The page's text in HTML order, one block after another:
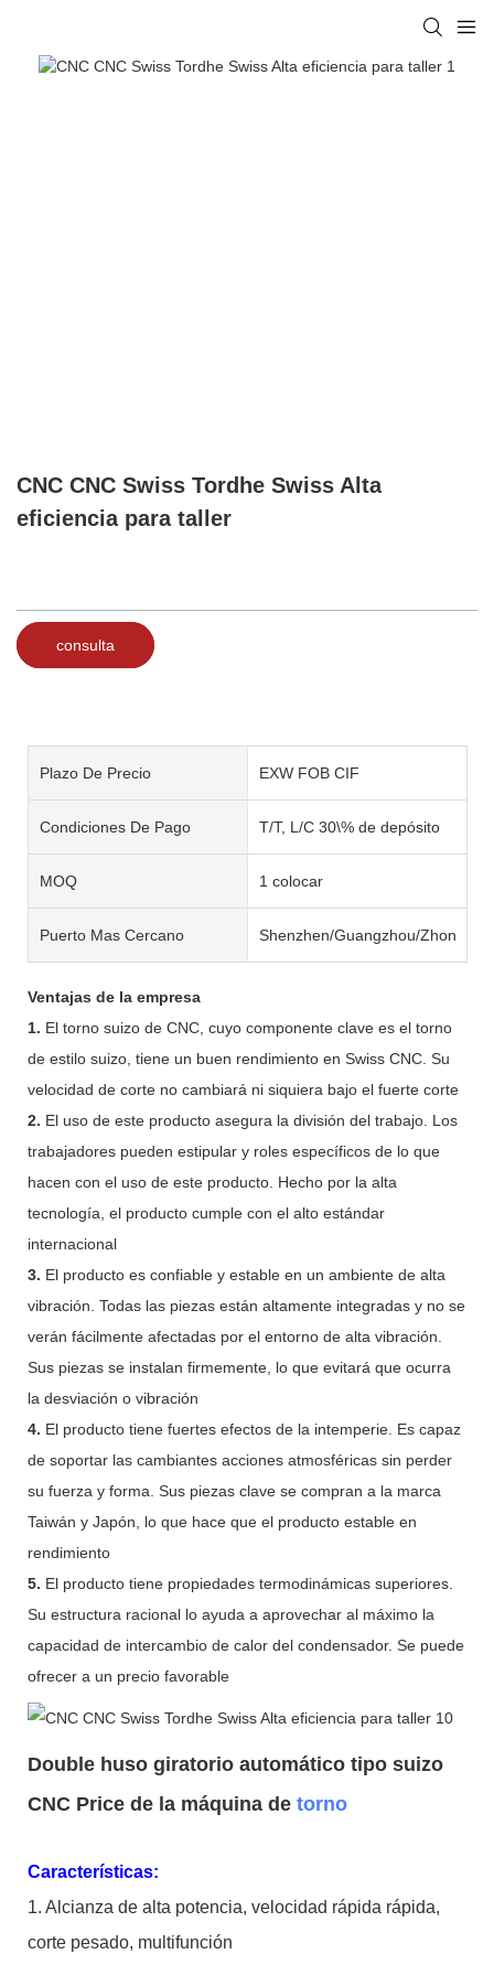
CNC CNC Swiss Tordhe Swiss Alta
eficiencia para taller
consulta
Plazo De Precio EXW FOB CIF
Condiciones De Pago T/T, L/C 30\% de depósito
MOQ 1 colocar
Puerto Mas Cercano Shenzhen/Guangzhou/
Ventajas de la empresa
1. El torno suizo de CNC, cuyo componente clave es el torno
de estilo suizo, tiene un buen rendimiento en Swiss CNC. Su
velocidad de corte no cambiará ni siquiera bajo el fuerte corte
2. El uso de este producto asegura la división del trabajo. Los
trabajadores pueden estipular y roles específicos de lo que
hacen con el uso de este producto. Hecho por la alta
tecnología, el producto cumple con el alto estándar
internacional
3. El producto es confiable y estable en un ambiente de alta
vibración. Todas las piezas están altamente integradas y no se
verán fácilmente afectadas por el entorno de alta vibración.
Sus piezas se instalan firmemente, lo que evitará que ocurra
la desviación o vibración
4. El producto tiene fuertes efectos de la intemperie. Es capaz
de soportar las cambiantes acciones atmosféricas sin perder
su fuerza y ​​forma. Sus piezas clave se compran a la marca
Taiwán y Japón, lo que hace que el producto estable en
rendimiento
5. El producto tiene propiedades termodinámicas superiores.
Su estructura racional lo ayuda a aprovechar al máximo la
capacidad de intercambio de calor del condensador. Se puede
ofrecer a un precio favorable
Double huso giratorio automático tipo suizo
CNC Price de la máquina de torno
Características:
1. Alcianza de alta potencia, velocidad rápida rápida,
corte pesado, multifunción